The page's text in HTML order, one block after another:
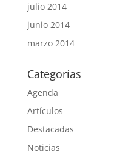
julio 2014
junio 2014
marzo 2014
Categorías
Agenda
Artículos
Destacadas
Noticias